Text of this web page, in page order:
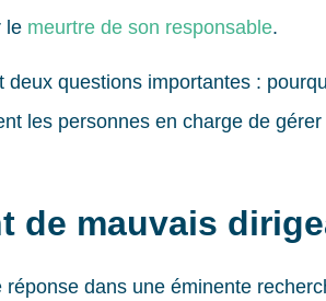
le meurtre de son responsable.
questions importantes :
les personnes en charge de
de mauvais
dans une éminente